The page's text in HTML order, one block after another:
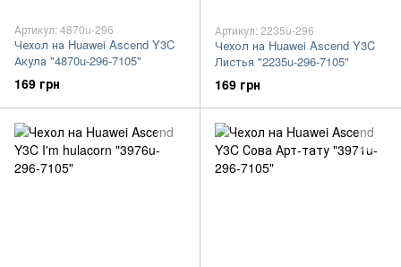
Артикул: 4870u-296
Чехол на Huawei Ascend Y3C
Акула "4870u-296-7105"
169 грн
Артикул: 2235u-296
Чехол на Huawei Ascend Y3C
Листья "2235u-296-7105"
169 грн